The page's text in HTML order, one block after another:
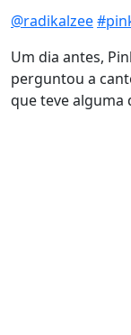
@radikalzee
Um dia antes,
perguntou a
que teve alguma